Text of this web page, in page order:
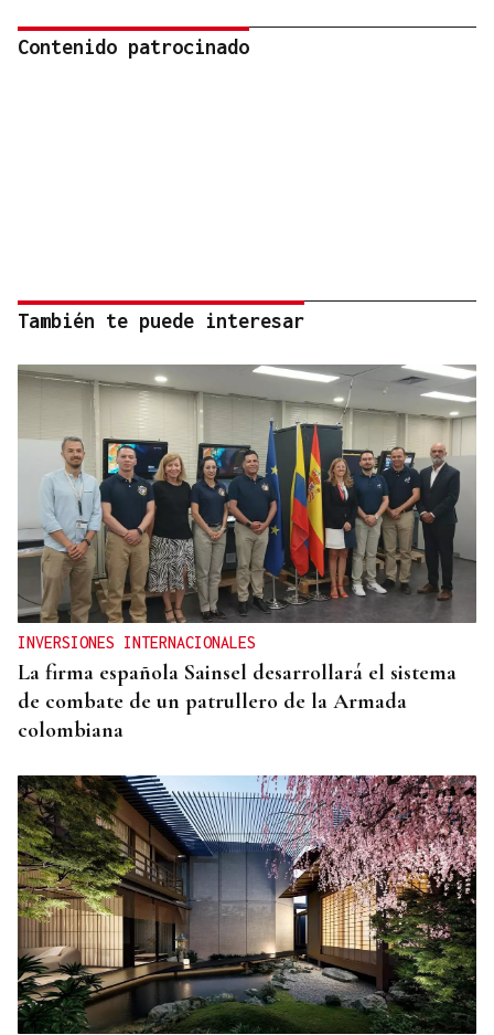
Contenido patrocinado
También te puede interesar
INVERSIONES INTERNACIONALES
La firma española Sainsel desarrollará el sistema
de combate de un patrullero de la Armada
colombiana